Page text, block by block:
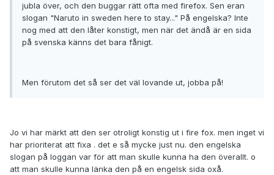
jubla över, och den buggar rätt ofta med firefox. Sen eran
slogan "Naruto in sweden here to stay..." På engelska? Inte
nog med att den låter konstigt, men när det ändå är en sida
på svenska känns det bara fånigt.
Men förutom det så ser det väl lovande ut, jobba på!
Jo vi har märkt att den ser otroligt konstig ut i fire fox. men inget vi
har prioriterat att fixa . det e så mycke just nu. den engelska
slogan på loggan var för att man skulle kunna ha den överallt. o
att man skulle kunna länka den på en engelsk sida oxå.